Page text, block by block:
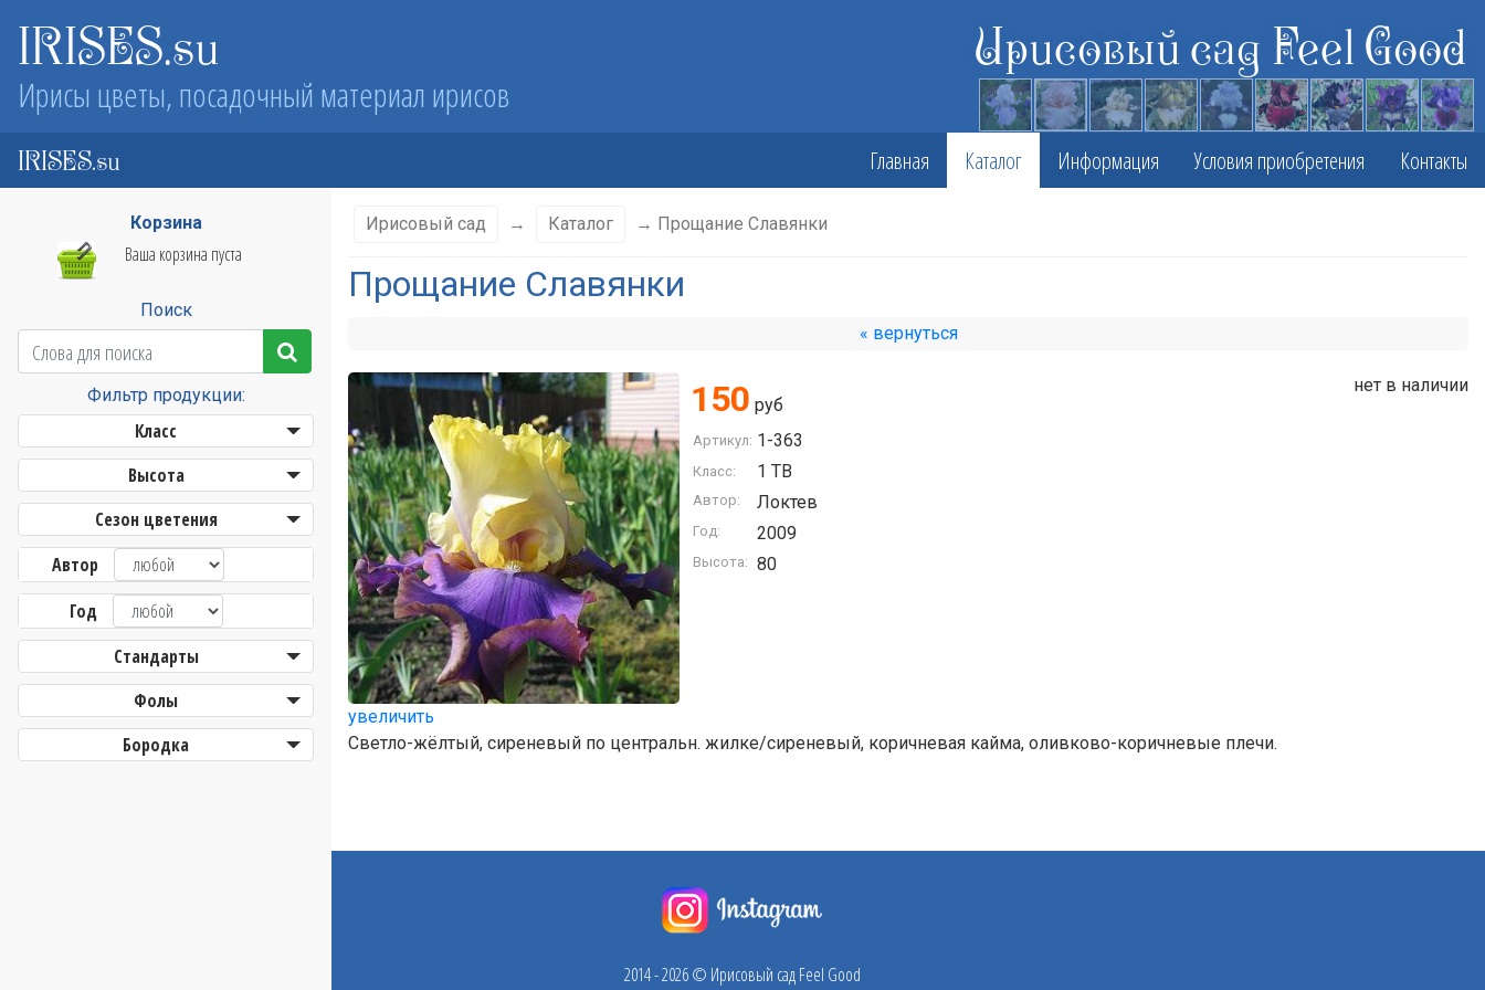
IRISES.su Ирисовый сад Feel Good
Ирисы цветы, посадочный материал ирисов
IRISES.su Главная Каталог Информация Условия приобретения Контакты
Корзина
Ваша корзина пуста
Поиск
Фильтр продукции:
Класс
Высота
Сезон цветения
Автор
Год
Стандарты
Фолы
Бородка
Ирисовый сад → Каталог → Прощание Славянки
Прощание Славянки
« вернуться
увеличить
150 руб
нет в наличии
Артикул: 1-363
Класс: 1 TB
Автор: Локтев
Год: 2009
Высота: 80
Светло-жёлтый, сиреневый по центральн. жилке/сиреневый, коричневая кайма, оливково-коричневые плечи.
2014 - 2026 © Ирисовый сад Feel Good